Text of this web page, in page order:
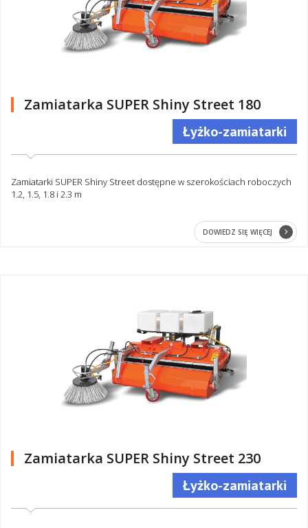
Zamiatarka SUPER Shiny Street 180
Łyżko-zamiatarki
Zamiatarki SUPER Shiny Street dostępne w szerokościach roboczych
1.2, 1.5, 1.8 i 2.3 m
DOWIEDZ SIĘ WIĘCEJ
Zamiatarka SUPER Shiny Street 230
Łyżko-zamiatarki